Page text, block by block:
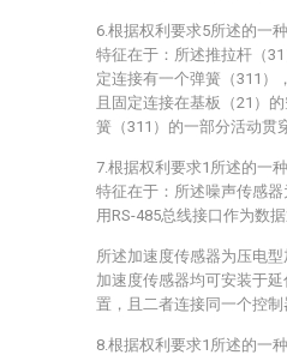
6.根据权利要求5所述的一
特征在于：所述推拉杆（
定连接有一个弹簧（311）
且固定连接在基板（21）
簧（311）的一部分活动贯
7.根据权利要求1所述的一
特征在于：所述噪声传感器
用RS-485总线接口作为数
所述加速度传感器为压电
加速度传感器均可安装于
置，且二者连接同一个控制
8.根据权利要求1所述的一